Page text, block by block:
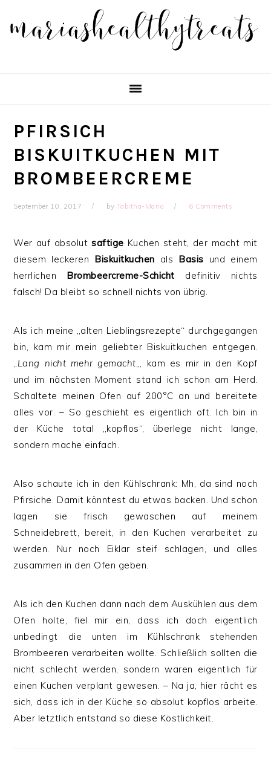
primary
primary
footer
PFIRSICH
BISKUITKUCHEN MIT
BROMBEERCREME
September 10, 2017 by Tabitha-Maria 6 Comments
Wer auf absolutsaftige Kuchen steht, der macht mit
diesem leckeren Biskuitkuchen als Basis und einem
herrlichen Brombeercreme-Schicht definitiv nichts
falsch! Da bleibt so schnell nichts von übrig.
Als ich meine „alten Lieblingsrezepte“ durchgegangen
bin, kam mir mein geliebter Biskuitkuchen entgegen.
„Lang nicht mehr gemacht„, kam es mir in den Kopf
und im nächsten Moment stand ich schon am Herd.
Schaltete meinen Ofen auf 200°C an und bereitete
alles vor. – So geschieht es eigentlich oft. Ich bin in
der Küche total „kopflos“, überlege nicht lange,
sondern mache einfach.
Also schaute ich in den Kühlschrank: Mh, da sind noch
Pfirsiche. Damit könntest du etwas backen. Und schon
lagen sie frisch gewaschen auf meinem
Schneidebrett, bereit, in den Kuchen verarbeitet zu
werden. Nur noch Eiklar steif schlagen, und alles
zusammen in den Ofen geben.
Als ich den Kuchen dann nach dem Auskühlen aus dem
Ofen holte, fiel mir ein, dass ich doch eigentlich
unbedingt die unten im Kühlschrank stehenden
Brombeeren verarbeiten wollte. Schließlich sollten die
nicht schlecht werden, sondern waren eigentlich für
einen Kuchen verplant gewesen. – Na ja, hier rächt es
sich, dass ich in der Küche so absolut kopflos arbeite.
Aber letztlich entstand so diese Köstlichkeit.